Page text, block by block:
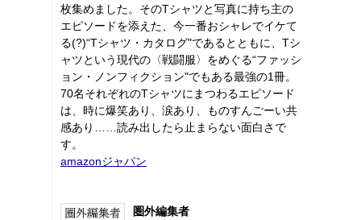
枚集めました。そのTシャツと写真に持ち主の
エピソードを添えた、今一番おシャレでイケて
る(?)“Tシャツ・カタログ"であるとともに、Tシ
ャツという現代の〈戦闘服〉をめぐる“ファッシ
ョン・ノンフィクション"でもある最強の1冊。
70名それぞれのTシャツにまつわるエピソード
は、時に爆笑あり、涙あり、ものすんごーい共
感あり……読み出したら止まらない面白さで
す。
amazonジャパン
圏外編集者